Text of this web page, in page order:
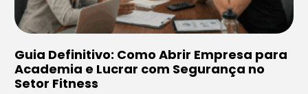
Guia Definitivo: Como Abrir Empresa para
Academia e Lucrar com Segurança no
Setor Fitness